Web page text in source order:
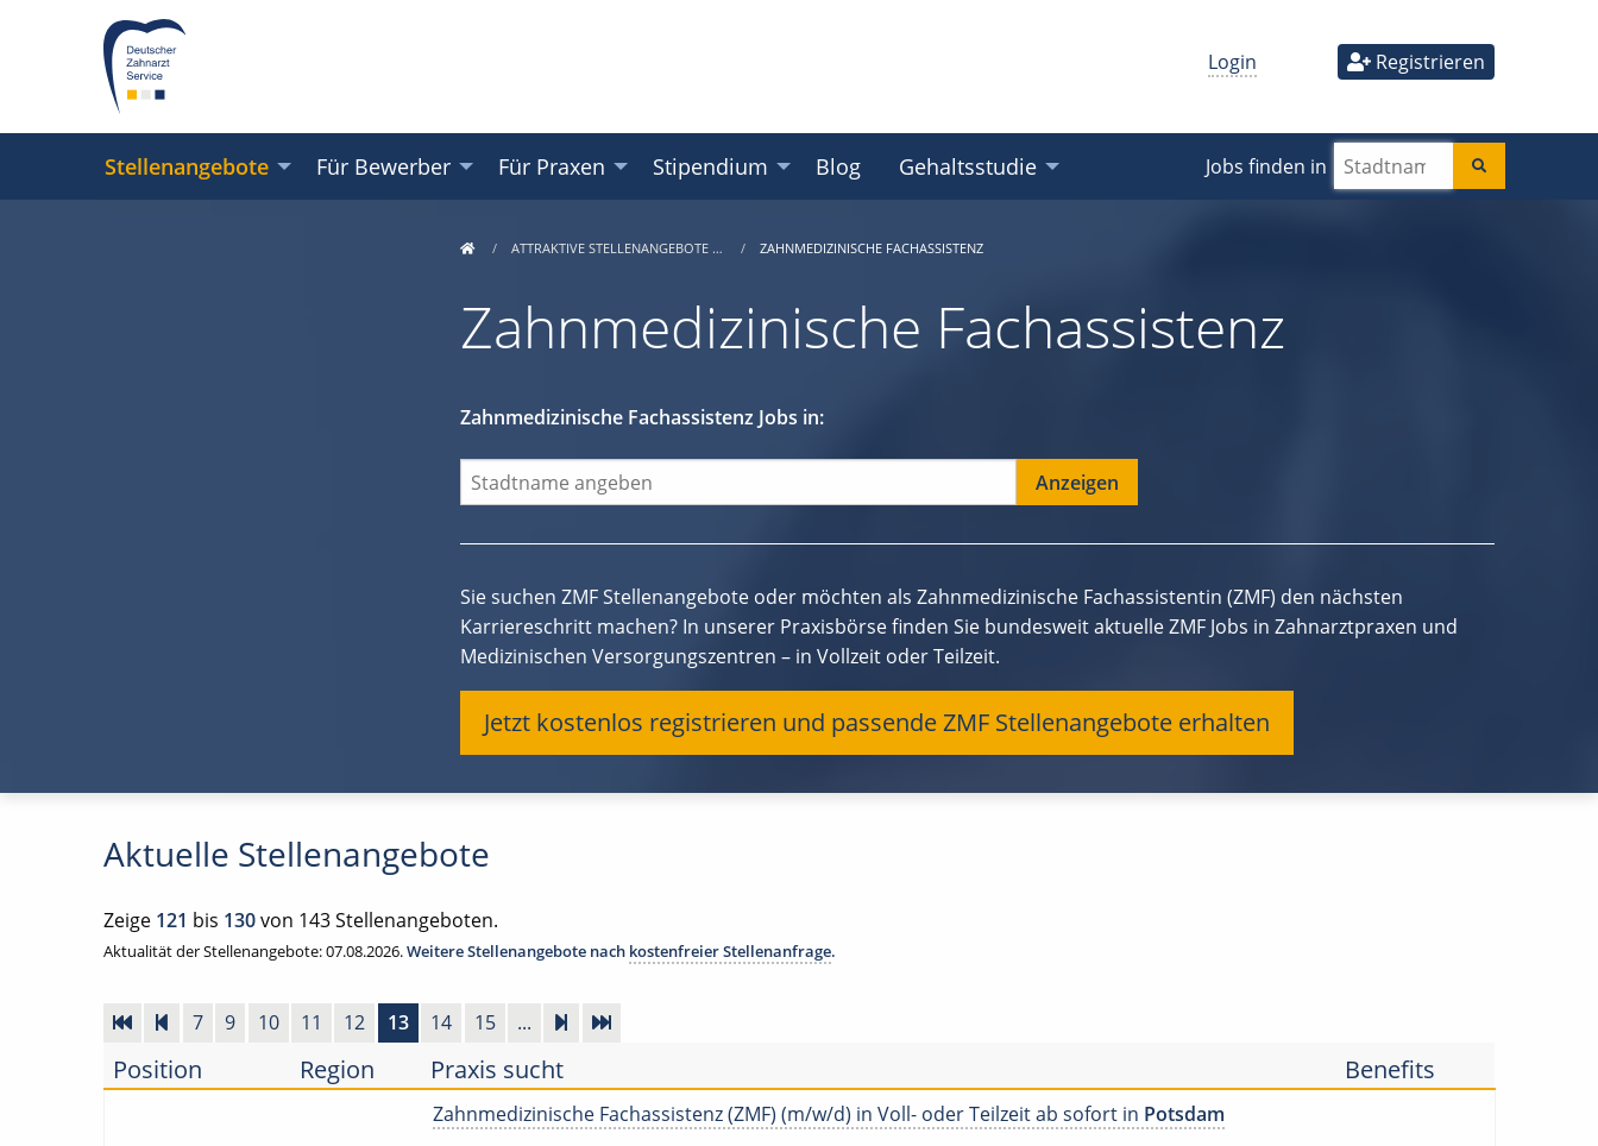
Login Registrieren
Stellenangebote Für Bewerber Für Praxen Stipendium Blog Gehaltsstudie Jobs finden in
ATTRAKTIVE STELLENANGEBOTE … ZAHNMEDIZINISCHE FACHASSISTENZ
Zahnmedizinische Fachassistenz
Zahnmedizinische Fachassistenz Jobs in:
Sie suchen ZMF Stellenangebote oder möchten als Zahnmedizinische Fachassistentin (ZMF) den nächsten
Karriereschritt machen? In unserer Praxisbörse finden Sie bundesweit aktuelle ZMF Jobs in Zahnarztpraxen und
Medizinischen Versorgungszentren – in Vollzeit oder Teilzeit.
Jetzt kostenlos registrieren und passende ZMF Stellenangebote erhalten
Aktuelle Stellenangebote
Zeige 121 bis 130von 143 Stellenangeboten.
Aktualität der Stellenangebote: 07.08.2026.Weitere Stellenangebote nach kostenfreier Stellenanfrage.
7 9 10 11 12 13 14 15 ...
Position Region Praxis sucht Benefits
Zahnmedizinische Fachassistenz (ZMF) (m/w/d) in Voll- oder Teilzeit ab sofort in Potsdam